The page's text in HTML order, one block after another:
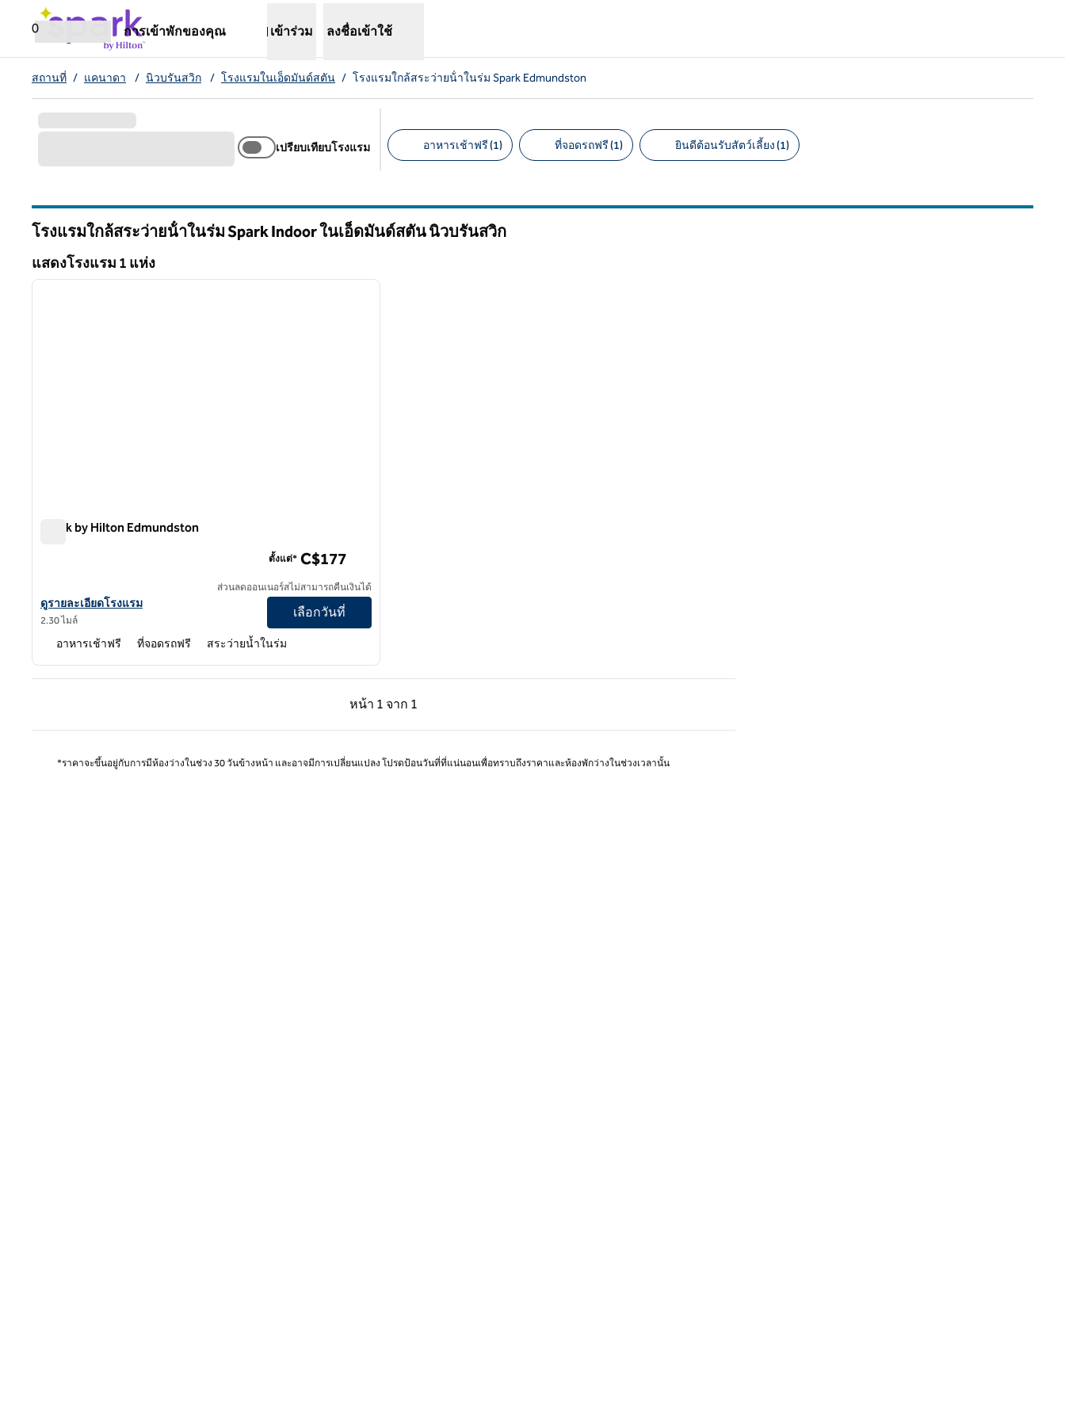
ข้ามไปที่เนื้อหา
0
การเข้าพักของคุณ
เปิดแท็บใหม่
เข้าร่วม ลงชื่อเข้าใช้
สถานที่ / แคนาดา / นิวบรันสวิก / โรงแรมในเอ็ดมันด์สตัน / โรงแรมใกล้สระว่ายน้ําในร่ม Spark Edmundston
เปรียบเทียบโรงแรม อาหารเช้าฟรี (1) ที่จอดรถฟรี (1) ยินดีต้อนรับสัตว์เลี้ยง (1)
โรงแรมใกล้สระว่ายน้ําในร่ม Spark Indoor ในเอ็ดมันด์สตันนิวบรันสวิก
แสดงโรงแรม 1 แห่ง
แสดงโรงแรม 1 แห่ง
1 จาก 6
ภาพถัดไป
Spark by Hilton Edmundston
ดูรายละเอียดโรงแรมสําหรับ Spark by Hilton Edmundston
ดูรายละเอียดโรงแรม
2.30 ไมล์
ตั้งแต่* C$177
ส่วนลดออนเนอร์สไม่สามารถคืนเงินได้
เลือกวันที่
อาหารเช้าฟรี ที่จอดรถฟรี สระว่ายน้ำในร่ม
หน้า 1 จาก 1
หน้าก่อน, 1 จาก 1
หน้า 1 จาก 1
*ราคาจะขึ้นอยู่กับการมีห้องว่างในช่วง 30 วันข้างหน้า และอาจมีการเปลี่ยนแปลง โปรดป้อนวันที่ที่แน่นอนเพื่อทราบถึงราคาและห้องพักว่างในช่วงเวลานั้น